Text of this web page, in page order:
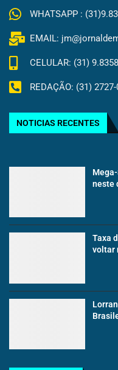
WHATSAPP :
EMAIL:
CELULAR: (31)
REDAÇÃO: (31)
NOTICIAS RECENTES
neste
Taxa
voltar